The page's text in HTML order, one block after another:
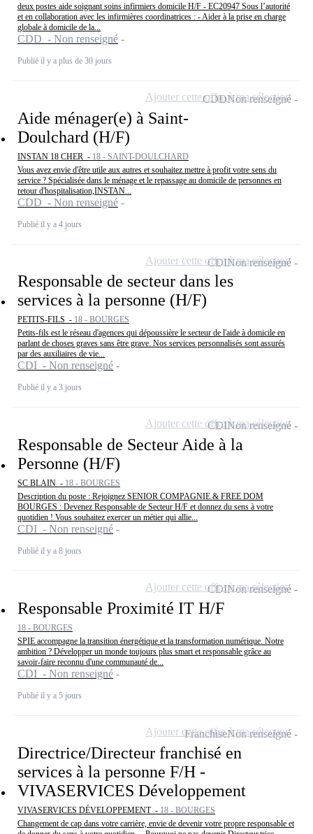
deux postes aide soignant soins infirmiers domicile H/F - EC20947 Sous l’autorité
et en collaboration avec les infirmières coordinatrices : - Aider à la prise en charge
globale à domicile de la...
CDD - Non renseigné
Publié il y a plus de 30 jours
Aide ménager(e) à Saint-
Doulchard (H/F)
INSTAN 18 CHER - 18 - SAINT-DOULCHARD
Vous avez envie d'être utile aux autres et souhaitez mettre à profit votre sens du
service ? Spécialisée dans le ménage et le repassage au domicile de personnes en
retour d'hospitalisation,INSTAN...
CDD - Non renseigné
Publié il y a 4 jours
CDDNon renseigné
Ajouter cette offre à ma sélection
Responsable de secteur dans les
services à la personne (H/F)
PETITS-FILS - 18 - BOURGES
Petits-fils est le réseau d'agences qui dépoussière le secteur de l'aide à domicile en
parlant de choses graves sans être grave. Nos services personnalisés sont assurés
par des auxiliaires de vie...
CDI - Non renseigné
Publié il y a 3 jours
CDINon renseigné
Ajouter cette offre à ma sélection
Responsable de Secteur Aide à la
Personne (H/F)
SC BLAIN - 18 - BOURGES
Description du poste : Rejoignez SENIOR COMPAGNIE & FREE DOM
BOURGES : Devenez Responsable de Secteur H/F et donnez du sens à votre
quotidien ! Vous souhaitez exercer un métier qui allie...
CDI - Non renseigné
Publié il y a 8 jours
CDINon renseigné
Ajouter cette offre à ma sélection
Responsable Proximité IT H/F
18 - BOURGES
SPIE accompagne la transition énergétique et la transformation numérique. Notre
ambition ? Développer un monde toujours plus smart et responsable grâce au
savoir-faire reconnu d'une communauté de...
CDI - Non renseigné
Publié il y a 5 jours
CDINon renseigné
Ajouter cette offre à ma sélection
Directrice/Directeur franchisé en
services à la personne F/H -
VIVASERVICES Développement
VIVASERVICES DÉVELOPPEMENT - 18 - BOURGES
Changement de cap dans votre carrière, envie de devenir votre propre responsable et
FranchiseNon renseigné
Ajouter cette offre à ma sélection